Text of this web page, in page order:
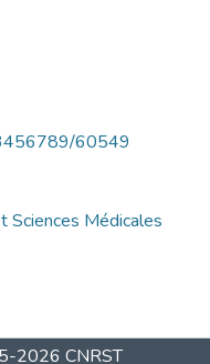
60549
Sciences Médicales
2026 CNRST